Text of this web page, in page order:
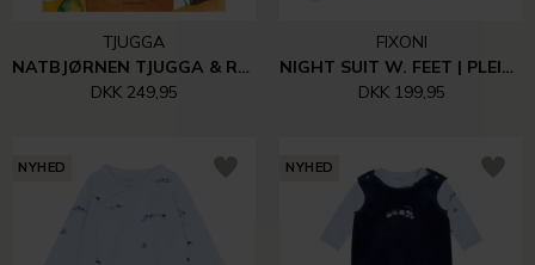
TJUGGA
NATBJØRNEN TJUGGA & RÆVEN SALLY
DKK 249,95
FIXONI
NIGHT SUIT W. FEET | PLEIN AIR
DKK 199,95
NYHED NYHED